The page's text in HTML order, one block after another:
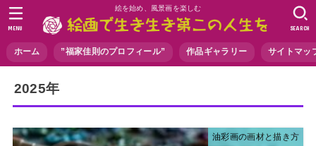
絵を始め、風景画を楽しむ
ホーム ”福家佳則のプロフィール” 作品ギャラリー サイトマッ
SEARCH
MENU
2025年
油彩画の画材と描き方